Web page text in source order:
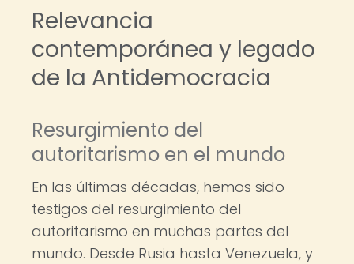
Relevancia
contemporánea y legado
de la Antidemocracia
Resurgimiento del
autoritarismo en el mundo
En las últimas décadas, hemos sido
testigos del resurgimiento del
autoritarismo en muchas partes del
mundo. Desde Rusia hasta Venezuela, y